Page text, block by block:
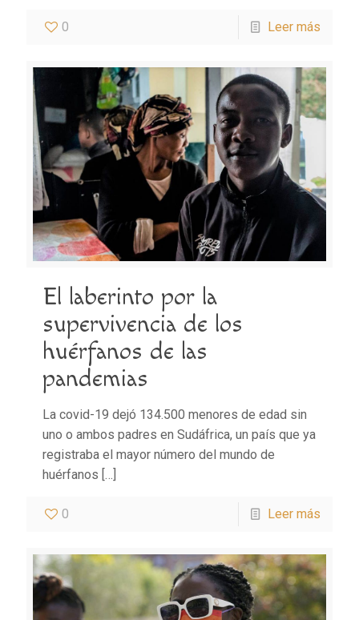
0 Leer más
El laberinto por la
supervivencia de los
huérfanos de las
pandemias
La covid-19 dejó 134.500 menores de edad sin
uno o ambos padres en Sudáfrica, un país que ya
registraba el mayor número del mundo de
huérfanos […]
0 Leer más